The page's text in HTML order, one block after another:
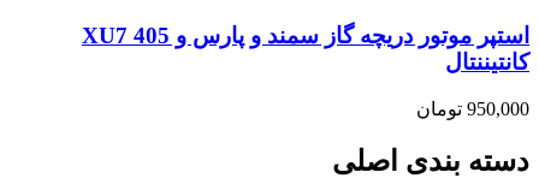
استپر موتور دریچه گاز سمند و پارس و 405 XU7
کانتیننتال
950,000 تومان
دسته بندی اصلی